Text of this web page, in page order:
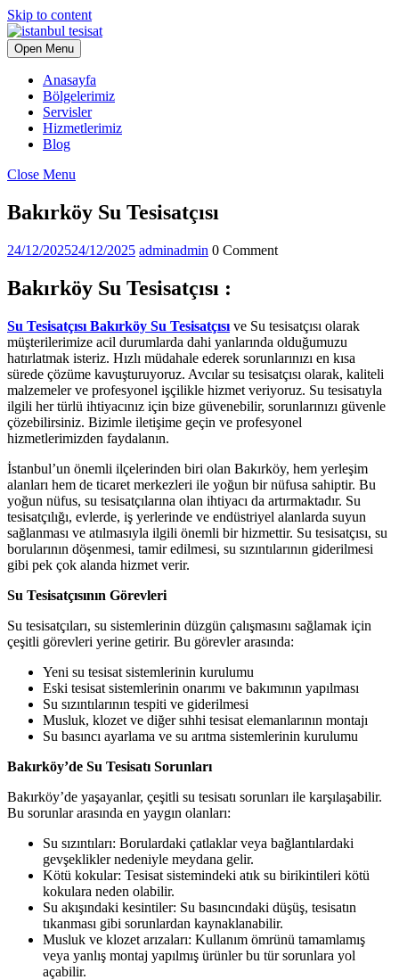
Skip to content
Open Menu
Anasayfa
Bölgelerimiz
Servisler
Hizmetlerimiz
Blog
Close Menu
Bakırköy Su Tesisatçısı
24/12/202524/12/2025 adminadmin 0 Comment
Bakırköy Su Tesisatçısı :
Su Tesisatçısı Bakırköy Su Tesisatçısı ve Su tesisatçısı olarak
müşterilerimize acil durumlarda dahi yanlarında olduğumuzu
hatırlatmak isteriz. Hızlı müdahale ederek sorunlarınızı en kısa
sürede çözüme kavuşturuyoruz. Avcılar su tesisatçısı olarak, kaliteli
malzemeler ve profesyonel işçilikle hizmet veriyoruz. Su tesisatıyla
ilgili her türlü ihtiyacınız için bize güvenebilir, sorunlarınızı güvenle
çözebilirsiniz. Bizimle iletişime geçin ve profesyonel
hizmetlerimizden faydalanın.
İstanbul’un önemli ilçelerinden biri olan Bakırköy, hem yerleşim
alanları hem de ticaret merkezleri ile yoğun bir nüfusa sahiptir. Bu
yoğun nüfus, su tesisatçılarına olan ihtiyacı da artırmaktadır. Su
tesisatçılığı, evlerde, iş yerlerinde ve endüstriyel alanlarda suyun
sağlanması ve atılmasıyla ilgili önemli bir hizmettir. Su tesisatçısı, su
borularının döşenmesi, tamir edilmesi, su sızıntılarının giderilmesi
gibi pek çok alanda hizmet verir.
Su Tesisatçısının Görevleri
Su tesisatçıları, su sistemlerinin düzgün çalışmasını sağlamak için
çeşitli görevleri yerine getirir. Bu görevler arasında:
Yeni su tesisat sistemlerinin kurulumu
Eski tesisat sistemlerinin onarımı ve bakımının yapılması
Su sızıntılarının tespiti ve giderilmesi
Musluk, klozet ve diğer sıhhi tesisat elemanlarının montajı
Su basıncı ayarlama ve su arıtma sistemlerinin kurulumu
Bakırköy’de Su Tesisatı Sorunları
Bakırköy’de yaşayanlar, çeşitli su tesisatı sorunları ile karşılaşabilir.
Bu sorunlar arasında en yaygın olanları:
Su sızıntıları: Borulardaki çatlaklar veya bağlantılardaki
gevşeklikler nedeniyle meydana gelir.
Kötü kokular: Tesisat sistemindeki atık su birikintileri kötü
kokulara neden olabilir.
Su akışındaki kesintiler: Su basıncındaki düşüş, tesisatın
tıkanması gibi sorunlardan kaynaklanabilir.
Musluk ve klozet arızaları: Kullanım ömrünü tamamlamış
veya yanlış montaj yapılmış ürünler bu tür sorunlara yol
açabilir.